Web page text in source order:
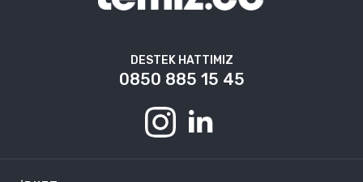
DESTEK HATTIMIZ
0850 885 15 45